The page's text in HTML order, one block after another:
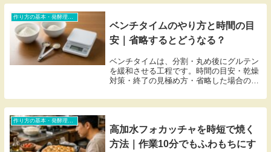
ベンチタイムのやり方と時間の目
安｜省略するとどうなる？
ベンチタイムは、分割・丸め後にグルテン
を緩和させる工程です。時間の目安・乾燥
対策・終了の見極め方・省略した場合の違
高加水フォカッチャを時短で焼く
方法｜作業10分でもふわもちにす